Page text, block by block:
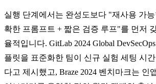
실행 단계에서는 완성도보다 "재사용 가
확한 프롬프트 + 짧은 검증 루프"를 먼저
율적입니다. GitLab 2024 Global
플릿을 표준화한 팀이 신규 실험 세팅 시
다고 제시했고, Braze 2024 벤치마크는 인